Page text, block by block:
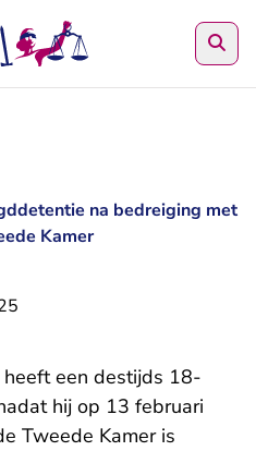
na bedreiging met
Kamer
een destijds 18-
hij op 13 februari
Tweede Kamer is